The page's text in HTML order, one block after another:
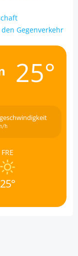
Gegenverkehr
25°
h
FRE
25°